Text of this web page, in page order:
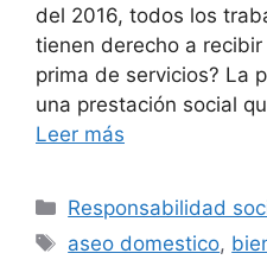
del 2016, todos los
tienen derecho a
prima de servicios? La
una prestación social
Leer más
Categorías
Responsabilidad
Etiquetas
aseo domestico,